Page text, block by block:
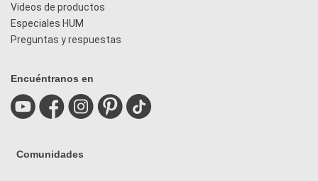
Videos de productos
Especiales HUM
Preguntas y respuestas
Encuéntranos en
Comunidades